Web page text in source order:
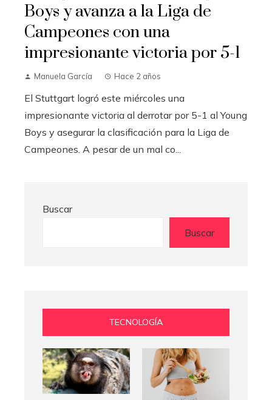
Boys y avanza a la Liga de
Campeones con una
impresionante victoria por 5-1
Manuela García Hace 2 años
El Stuttgart logró este miércoles una
impresionante victoria al derrotar por 5-1 al Young
Boys y asegurar la clasificación para la Liga de
Campeones. A pesar de un mal co...
Buscar
Buscar
TECNOLOGÍA